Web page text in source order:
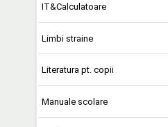
IT&Calculatoare
Limbi straine
Literatura pt. copii
Manuale scolare